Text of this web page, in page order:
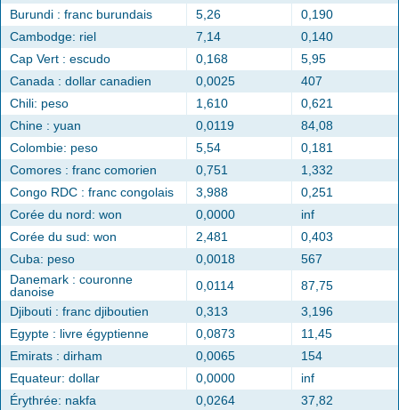
Burundi : franc burundais
5,26
0,190
Cambodge: riel
7,14
0,140
Cap Vert : escudo
0,168
5,95
Canada : dollar canadien
0,0025
407
Chili: peso
1,610
0,621
Chine : yuan
0,0119
84,08
Colombie: peso
5,54
0,181
Comores : franc comorien
0,751
1,332
Congo RDC : franc congolais
3,988
0,251
Corée du nord: won
0,0000
inf
Corée du sud: won
2,481
0,403
Cuba: peso
0,0018
567
Danemark : couronne
danoise
0,0114
87,75
Djibouti : franc djiboutien
0,313
3,196
Egypte : livre égyptienne
0,0873
11,45
Emirats : dirham
0,0065
154
Equateur: dollar
0,0000
inf
Érythrée: nakfa
0,0264
37,82